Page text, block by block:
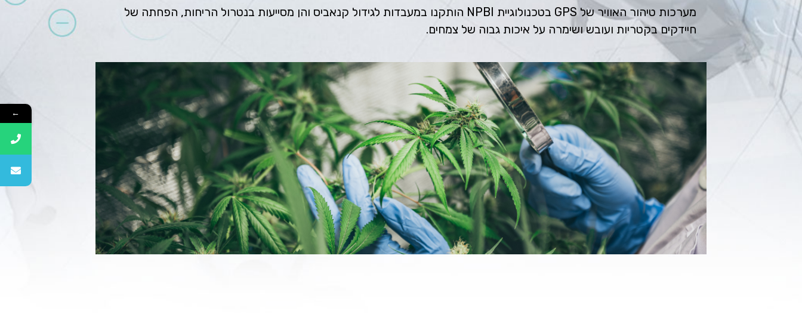
מערכות טיהור האוויר של GPS בטכנולוגיית NPBI הותקנו במעבדות לגידול קנאביס והן מסייעות בנטרול הריחות, הפחתה של
חיידקים בקטריות ועובש ושימרה על איכות גבוה של צמחים.
←